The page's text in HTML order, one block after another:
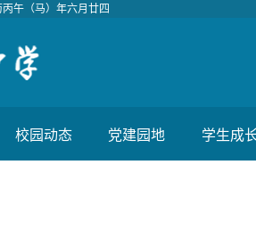
丙午（马）年六月廿四
校园动态 党建园地 学生成